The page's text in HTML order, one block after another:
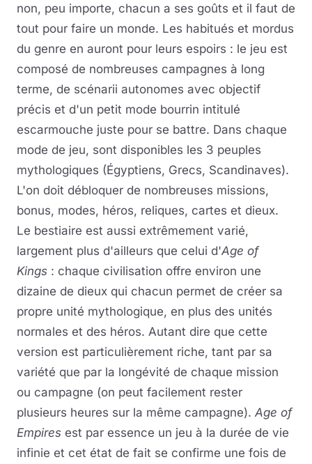
non, peu importe, chacun a ses goûts et il faut de
tout pour faire un monde. Les habitués et mordus
du genre en auront pour leurs espoirs : le jeu est
composé de nombreuses campagnes à long
terme, de scénarii autonomes avec objectif
précis et d'un petit mode bourrin intitulé
escarmouche juste pour se battre. Dans chaque
mode de jeu, sont disponibles les 3 peuples
mythologiques (Égyptiens, Grecs, Scandinaves).
L'on doit débloquer de nombreuses missions,
bonus, modes, héros, reliques, cartes et dieux.
Le bestiaire est aussi extrêmement varié,
largement plus d'ailleurs que celui d'Age of
Kings : chaque civilisation offre environ une
dizaine de dieux qui chacun permet de créer sa
propre unité mythologique, en plus des unités
normales et des héros. Autant dire que cette
version est particulièrement riche, tant par sa
variété que par la longévité de chaque mission
ou campagne (on peut facilement rester
plusieurs heures sur la même campagne). Age of
Empires est par essence un jeu à la durée de vie
infinie et cet état de fait se confirme une fois de